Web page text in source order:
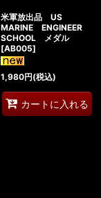
米軍放出品 US
MARINE ENGINEER
SCHOOL メダル
[AB005]
1,980円(税込)
カートに入れる